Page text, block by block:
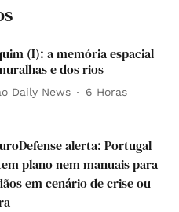
(I): a memória espacial
e dos rios
Daily News 6 Horas
alerta: Portugal
plano nem manuais para
em cenário de crise ou